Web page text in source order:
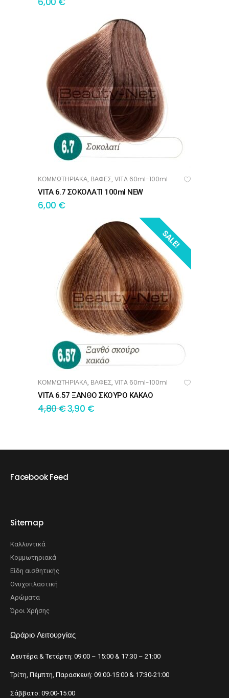
ΠΡΟΣΘΉΚΗ ΣΤΟ ΚΑΛΆΘΙ
ΚΟΜΜΩΤΗΡΙΑΚΑ, ΒΑΦΕΣ, VITA 60ml-100ml
VITA 6.7 ΣΟΚΟΛΑΤΙ 100ml NEW
6,00 €
SALE!
ΠΡΟΣΘΉΚΗ ΣΤΟ ΚΑΛΆΘΙ
ΚΟΜΜΩΤΗΡΙΑΚΑ, ΒΑΦΕΣ, VITA 60ml-100ml
VITA 6.57 ΞΑΝΘΟ ΣΚΟΥΡΟ ΚΑΚΑΟ
4,80€3,90 €
Facebook Feed
Sitemap
Καλλυντικά
Κομμωτηριακά
Είδη αισθητικής
Ονυχοπλαστική
Αρώματα
Όροι Χρήσης
Ωράριο Λειτουργίας
Δευτέρα & Τετάρτη: 09:00 – 15:00 & 17:30 – 21:00
Τρίτη, Πέμπτη, Παρασκευή: 09:00-15:00 & 17:30-21:00
Σάββατο: 09:00-15:00